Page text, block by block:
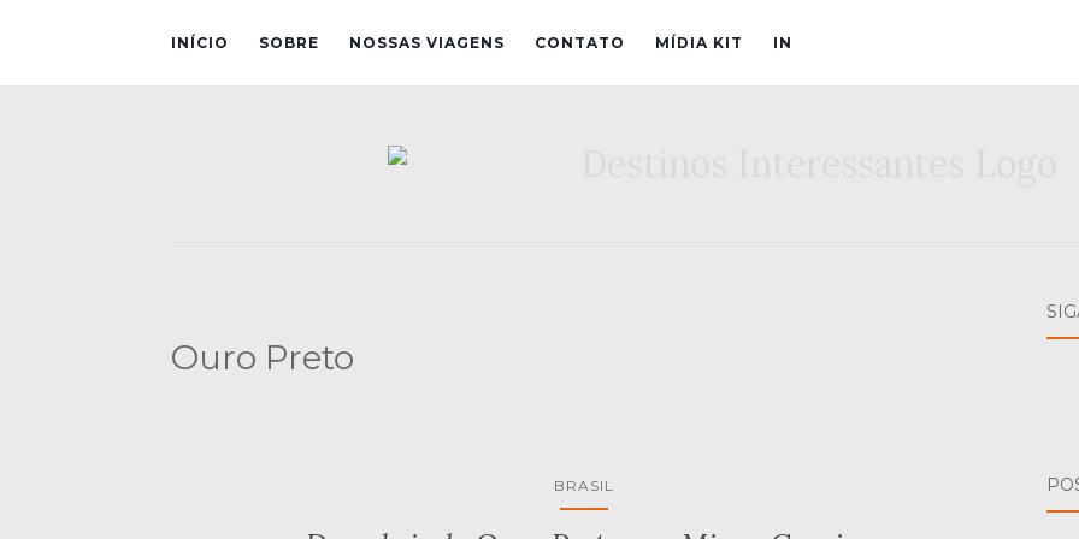
INÍCIO SOBRE NOSSAS VIAGENS CONTATO MÍDIA KIT IN
Ouro Preto
BRASIL